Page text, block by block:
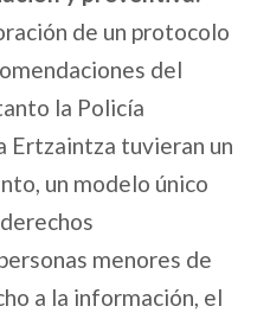
de un protocolo
del
la Policía
Ertzaintza tuvieran un
un modelo único
menores de
a la información, el